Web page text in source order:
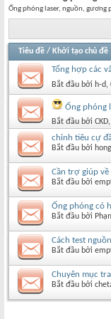
Ống phóng laser, nguồn, gương
Tiêu đề / Khởi tạo chủ đề
Tổng hợp các
Bắt đầu bởi h-d‎,
Ống phóng
Bắt đầu bởi CKD
chỉnh tiêu cự
Bắt đầu bởi
Cần trợ giúp về
Bắt đầu bởi
Ống phóng có
Bắt đầu bởi
Cách test
Bắt đầu bởi
Chuyên mục
Bắt đầu bởi